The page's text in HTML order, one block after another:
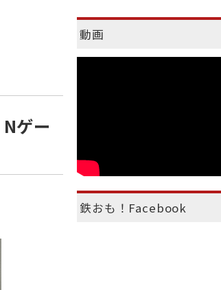
ゲー
動画
鉄おも！Facebook